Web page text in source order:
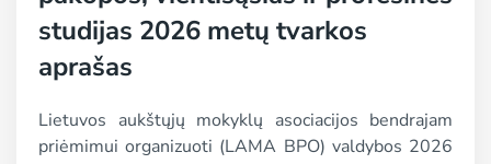
studijas 2026 metų tvarkos
aprašas
Lietuvos aukštųjų mokyklų asociacijos bendrajam
priėmimui organizuoti (LAMA BPO) valdybos 2026